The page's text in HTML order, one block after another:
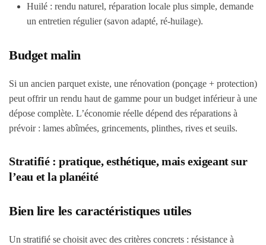
Huilé : rendu naturel, réparation locale plus simple, demande
un entretien régulier (savon adapté, ré-huilage).
Budget malin
Si un ancien parquet existe, une rénovation (ponçage + protection)
peut offrir un rendu haut de gamme pour un budget inférieur à une
dépose complète. L’économie réelle dépend des réparations à
prévoir : lames abîmées, grincements, plinthes, rives et seuils.
Stratifié : pratique, esthétique, mais exigeant sur
l’eau et la planéité
Bien lire les caractéristiques utiles
Un stratifié se choisit avec des critères concrets : résistance à